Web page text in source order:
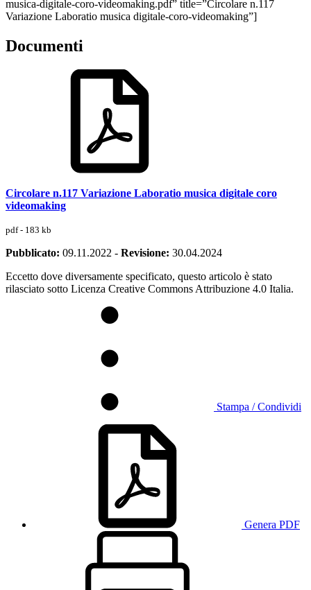
musica-digitale-coro-videomaking.pdf” title=”Circolare n.117
Variazione Laboratio musica digitale-coro-videomaking”]
Documenti
Circolare n.117 Variazione Laboratio musica digitale coro
videomaking
pdf - 183 kb
Pubblicato: 09.11.2022 - Revisione: 30.04.2024
Eccetto dove diversamente specificato, questo articolo è stato
rilasciato sotto Licenza Creative Commons Attribuzione 4.0 Italia.
Stampa / Condividi
Genera PDF